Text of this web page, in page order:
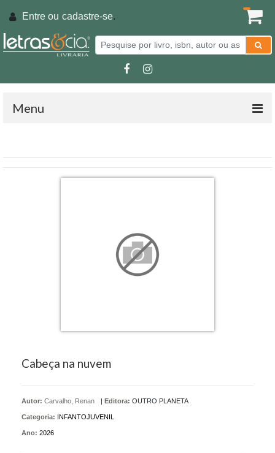
Entre ou cadastre-se.
Menu
Cabeça na nuvem
Autor: Carvalho, Renan | Editora: OUTRO PLANETA
Categoria: INFANTOJUVENIL
Ano: 2026